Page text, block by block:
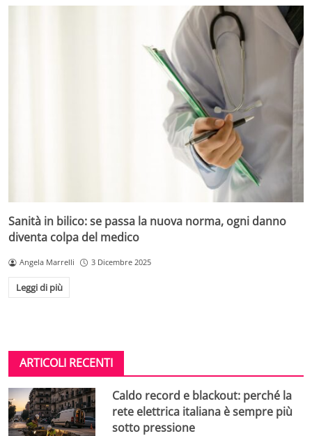
Sanità in bilico: se passa la nuova norma, ogni danno
diventa colpa del medico
Angela Marrelli 3 Dicembre 2025
Leggi di più
ARTICOLI RECENTI
Caldo record e blackout: perché la
rete elettrica italiana è sempre più
sotto pressione